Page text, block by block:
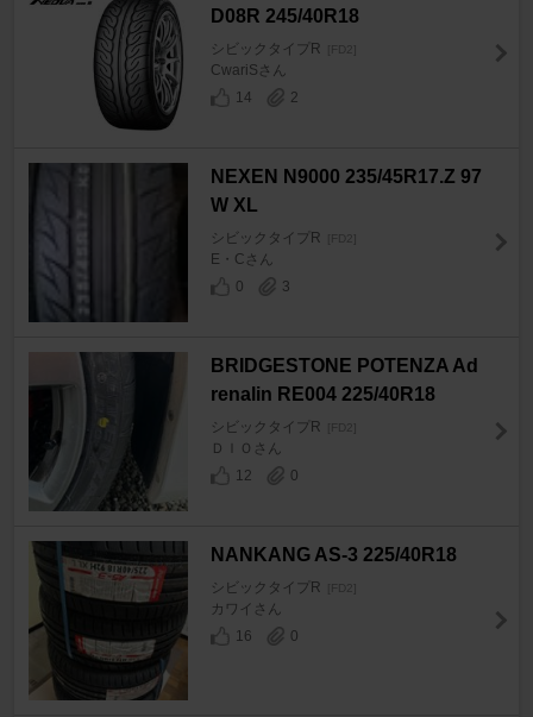
D08R 245/40R18
シビックタイプR [FD2]
CwariSさん
14
2
NEXEN N9000 235/45R17.Z 97
W XL
シビックタイプR [FD2]
E・Cさん
0
3
BRIDGESTONE POTENZA Ad
renalin RE004 225/40R18
シビックタイプR [FD2]
ＤＩＯさん
12
0
NANKANG AS-3 225/40R18
シビックタイプR [FD2]
カワイさん
16
0